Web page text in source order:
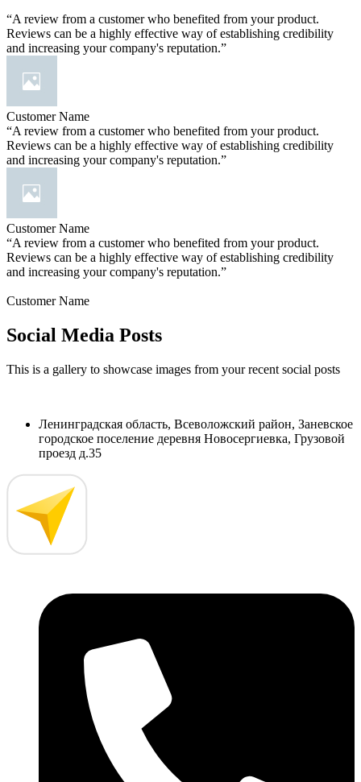
“A review from a customer who benefited from your product.
Reviews can be a highly effective way of establishing credibility
and increasing your company's reputation.”
Customer Name
“A review from a customer who benefited from your product.
Reviews can be a highly effective way of establishing credibility
and increasing your company's reputation.”
Customer Name
“A review from a customer who benefited from your product.
Reviews can be a highly effective way of establishing credibility
and increasing your company's reputation.”
Customer Name
Social Media Posts
This is a gallery to showcase images from your recent social posts
Ленинградская область, Всеволожский район, Заневское
городское поселение деревня Новосергиевка, Грузовой
проезд д.35